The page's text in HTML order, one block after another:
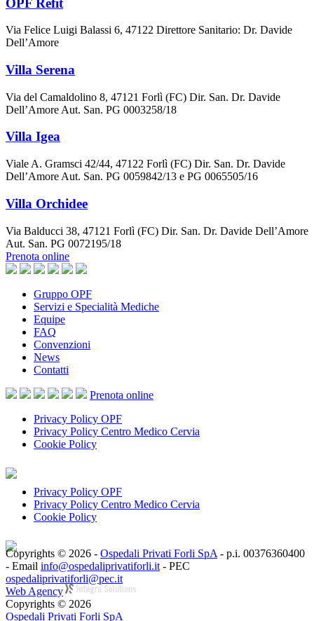
Via Felice Luigi Balassi 6, 47122 Direttore Sanitario: Dr. Davide
Dell’Amore
Villa Serena
Via del Camaldolino 8, 47121 Forlì (FC) Dir. San. Dr. Davide
Dell’Amore Aut. San. PG 0003258/18
Villa Igea
Viale A. Gramsci 42/44, 47122 Forlì (FC) Dir. San. Dr. Davide
Dell’Amore Aut. San. PG 0059842/13 e PG 0065505/16
Villa Orchidee
Via Balducci 38, 47121 Forlì (FC) Dir. San. Dr. Davide Dell’Amore
Aut. San. PG 0072195/18
Prenota online
Gruppo OPF
Servizi e Specialità Mediche
Equipe
FAQ
Convenzioni
News
Contatti
Prenota online
Privacy Policy OPF
Privacy Policy Centro Medico Cervia
Cookie Policy
Privacy Policy OPF
Privacy Policy Centro Medico Cervia
Cookie Policy
Copyrights © 2026 - Ospedali Privati Forli SpA - p.i. 00376360400
- Email info@ospedaliprivatiforli.it - PEC
ospedaliprivatiforli@pec.it
Web Agency
Copyrights © 2026
Ospedali Privati Forli SpA